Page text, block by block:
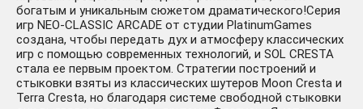
богатым и уникальным сюжетом драматического!Серия
игр NEO-CLASSIC ARCADE от студии PlatinumGames
создана, чтобы передать дух и атмосферу классических
игр с помощью современных технологий, и SOL CRESTA
стала ее первым проектом. Стратегии построений и
стыковки взяты из классических шутеров Moon Cresta и
Terra Cresta, но благодаря системе свободной стыковки